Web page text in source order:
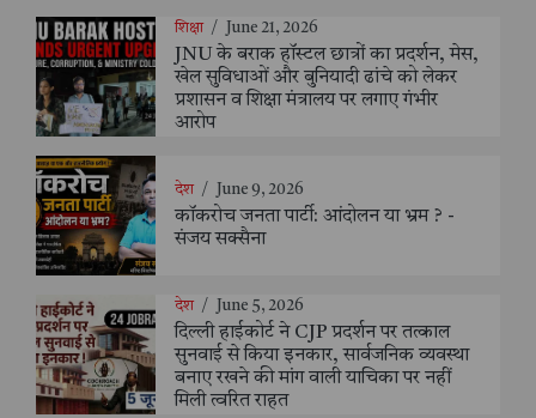
शिक्षा / June 21, 2026
JNU के बराक हॉस्टल छात्रों का प्रदर्शन, मेस,
खेल सुविधाओं और बुनियादी ढांचे को लेकर
प्रशासन व शिक्षा मंत्रालय पर लगाए गंभीर
आरोप
देश / June 9, 2026
कॉकरोच जनता पार्टी: आंदोलन या भ्रम ? -
संजय सक्सैना
देश / June 5, 2026
दिल्ली हाईकोर्ट ने CJP प्रदर्शन पर तत्काल
सुनवाई से किया इनकार, सार्वजनिक व्यवस्था
बनाए रखने की मांग वाली याचिका पर नहीं
मिली त्वरित राहत